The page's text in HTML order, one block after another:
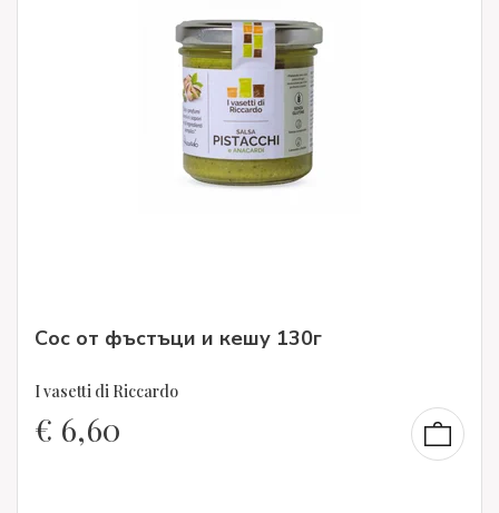
Сос от фъстъци и кешу 130г
I vasetti di Riccardo
€ 6,60